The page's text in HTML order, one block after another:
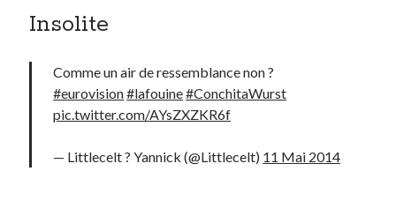
Insolite
Comme un air de ressemblance non ?
#eurovision#lafouine#ConchitaWurst
pic.twitter.com/AYsZXZKR6f
— Littlecelt ? Yannick (@Littlecelt) 11 Mai 2014